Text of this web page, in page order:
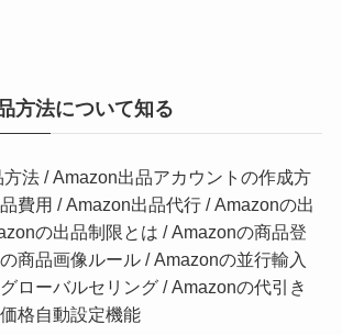
方法について知る
方法 /Amazon出品アカウントの作成方
費用 /Amazon出品代行 /Amazonの出
の出品制限とは /Amazonの商品登
商品画像ルール /Amazonの並行輸入
ローバルセリング /Amazonの代引き
格自動設定機能